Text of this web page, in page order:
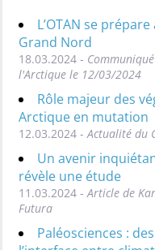
L’OTAN se
Grand Nord
18.03.2024 -
l'Arctique le 12/03/2024
Rôle majeur des
Arctique en mutation
12.03.2024 - Actualité du
Un avenir
révèle une étude
11.03.2024 - Article de
Futura
Paléosciences :